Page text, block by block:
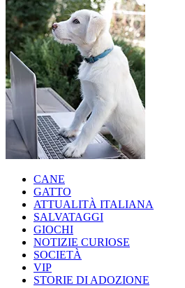
CANE
GATTO
ATTUALITÀ ITALIANA
SALVATAGGI
GIOCHI
NOTIZIE CURIOSE
SOCIETÀ
VIP
STORIE DI ADOZIONE